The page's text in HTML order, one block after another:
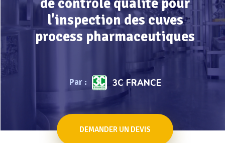
de contrôle qualité pour
l'inspection des cuves
process pharmaceutiques
Par : 3C FRANCE
DEMANDER UN DEVIS